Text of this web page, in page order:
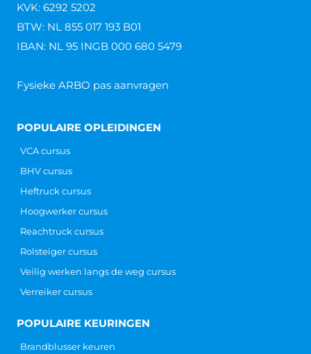
KVK: 6292 5202
BTW: NL 855 017 193 B01
IBAN: NL 95 INGB 000 680 5479
Fysieke ARBO pas aanvragen
POPULAIRE OPLEIDINGEN
VCA cursus
BHV cursus
Heftruck cursus
Hoogwerker cursus
Reachtruck cursus
Rolsteiger cursus
Veilig werken langs de weg cursus
Verreiker cursus
POPULAIRE KEURINGEN
Brandblusser keuren